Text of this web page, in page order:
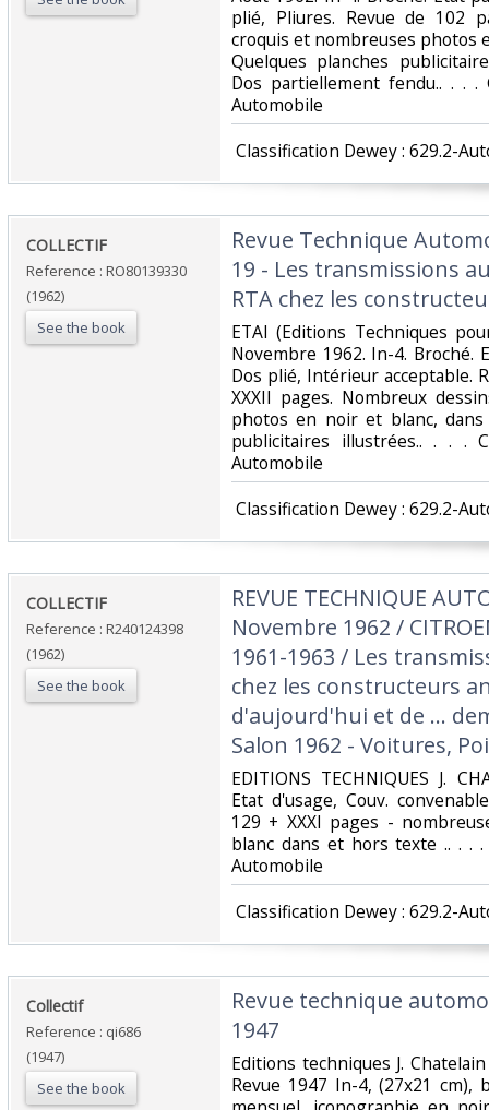
plié, Pliures. Revue de 102
croquis et nombreuses photos
Quelques planches
Dos partiellement fendu.. . . .
Automobile‎
Classification Dewey : 629.2-
‎COLLECTIF‎
Reference : RO80139330
(1962)
See the book
‎Revue Technique
19 - Les transmissions
RTA chez les
‎ETAI (Editions Techniques
Novembre 1962. In-4. Broché.
Dos plié, Intérieur acceptable.
XXXII pages. Nombreux
photos en noir et blanc,
publicitaires illustrées.. . . .
Automobile‎
Classification Dewey : 629.2-
‎COLLECTIF‎
Reference : R240124398
(1962)
See the book
‎REVUE TECHNIQUE
Novembre 1962 /
1961-1963 / Les
chez les constructeurs
d'aujourd'hui et de ...
Salon 1962 - Voitures,
‎EDITIONS TECHNIQUES J.
Etat d'usage, Couv.
129 + XXXI pages -
blanc dans et hors texte .. . . .
Automobile‎
Classification Dewey : 629.2-
‎Collectif‎
Reference : qi686
(1947)
See the book
‎Revue technique
1947‎
‎Editions techniques J.
Revue 1947 In-4, (27x21 cm),